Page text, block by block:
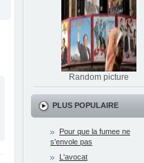
Random picture
PLUS POPULAIRE
Pour que la fumee ne
s'envole pas
L'avocat